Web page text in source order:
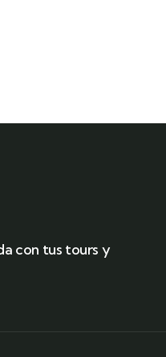
con tus tours y